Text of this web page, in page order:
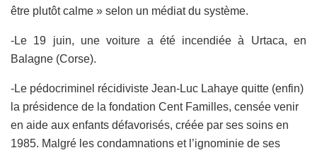
être plutôt calme » selon un médiat du système.
-Le 19 juin, une voiture a été incendiée à Urtaca, en
Balagne (Corse).
-Le pédocriminel récidiviste Jean-Luc Lahaye quitte (enfin)
la présidence de la fondation Cent Familles, censée venir
en aide aux enfants défavorisés, créée par ses soins en
1985. Malgré les condamnations et l’ignominie de ses